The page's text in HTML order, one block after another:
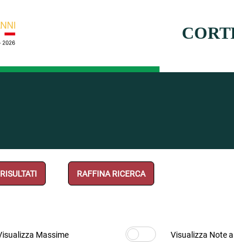
RAFFINA RICERCA